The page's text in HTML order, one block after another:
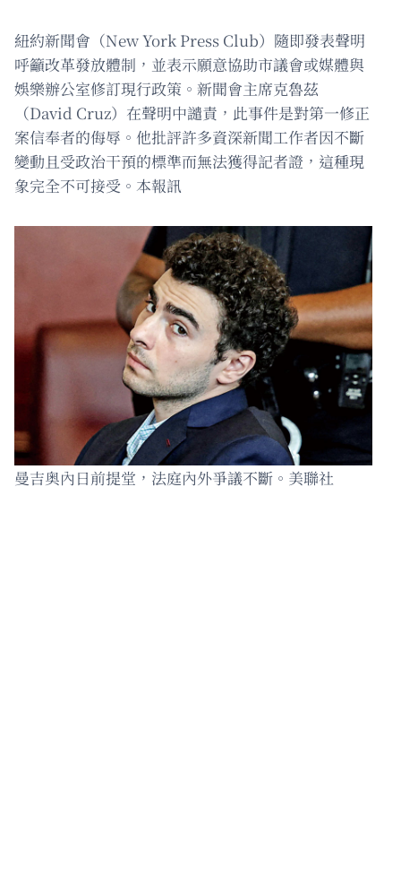
紐約新聞會（New York Press Club）隨即發表聲明
呼籲改革發放體制，並表示願意協助市議會或媒體與
娛樂辦公室修訂現行政策。新聞會主席克魯茲
（David Cruz）在聲明中譴責，此事件是對第一修正
案信奉者的侮辱。他批評許多資深新聞工作者因不斷
變動且受政治干預的標準而無法獲得記者證，這種現
象完全不可接受。本報訊
曼吉奥內日前提堂，法庭內外爭議不斷。美聯社